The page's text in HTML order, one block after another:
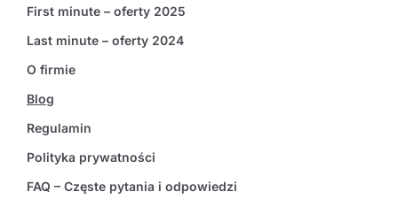
First minute – oferty 2025
Last minute – oferty 2024
O firmie
Blog
Regulamin
Polityka prywatności
FAQ – Częste pytania i odpowiedzi